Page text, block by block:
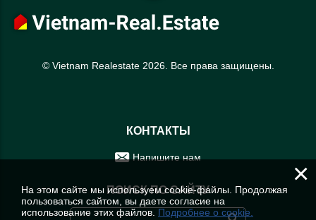
© Vietnam Realestate 2026. Все права защищены.
КОНТАКТЫ
Напишите нам
ПОИСК ПО САЙТУ
×
На этом сайте мы используем cookie-файлы. Продолжая
пользоваться сайтом, вы даете согласие на
использование этих файлов. Подробнее о cookie.